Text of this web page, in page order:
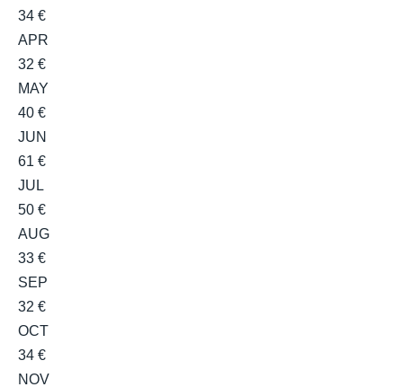
34 €
APR
32 €
MAY
40 €
JUN
61 €
JUL
50 €
AUG
33 €
SEP
32 €
OCT
34 €
NOV